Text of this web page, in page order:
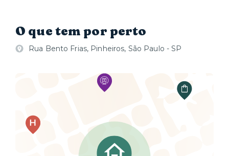
O que tem por perto
Rua Bento Frias, Pinheiros, São Paulo - SP